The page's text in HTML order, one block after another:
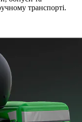
транспорті.